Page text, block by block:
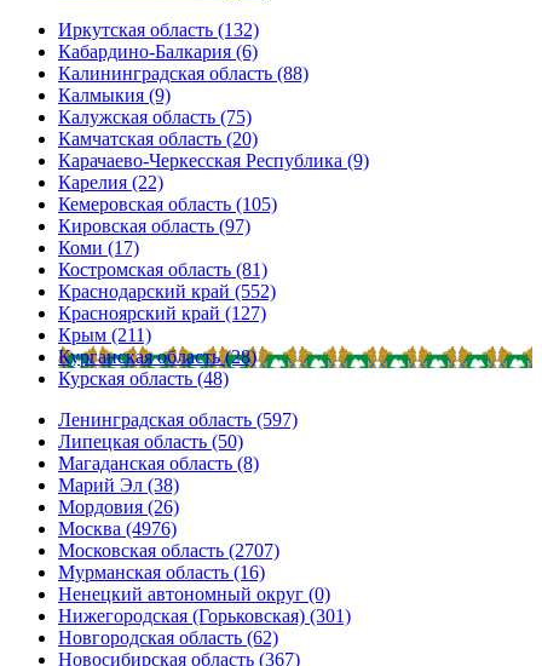
Иркутская область (132)
Кабардино-Балкария (6)
Калининградская область (88)
Калмыкия (9)
Калужская область (75)
Камчатская область (20)
Карачаево-Черкесская Республика (9)
Карелия (22)
Кемеровская область (105)
Кировская область (97)
Коми (17)
Костромская область (81)
Краснодарский край (552)
Красноярский край (127)
Крым (211)
Курганская область (28)
Курская область (48)
Ленинградская область (597)
Липецкая область (50)
Магаданская область (8)
Марий Эл (38)
Мордовия (26)
Москва (4976)
Московская область (2707)
Мурманская область (16)
Ненецкий автономный округ (0)
Нижегородская (Горьковская) (301)
Новгородская область (62)
Новосибирская область (367)